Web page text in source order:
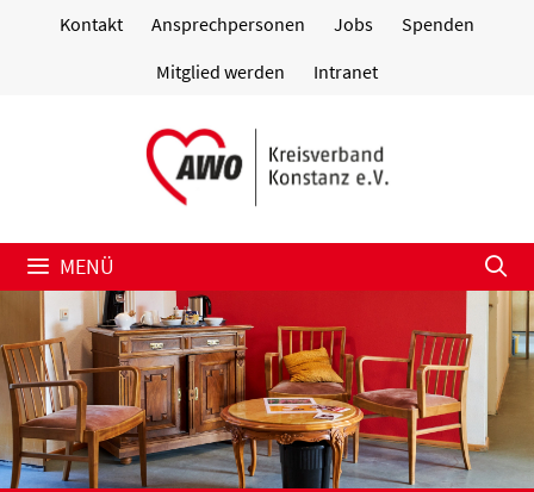
Kontakt Ansprechpersonen Jobs
Spenden
Mitglied werden
Intranet
MENÜ